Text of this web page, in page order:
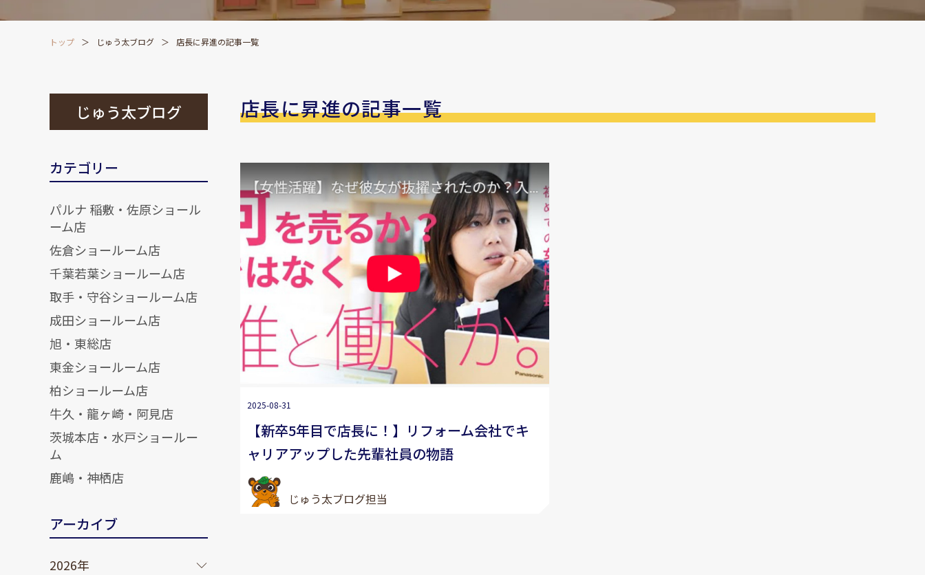
トップ じゅう太ブログ 店長に昇進の記事一覧
店長に昇進の記事一覧
2025-08-31
【新卒5年目で店長に！】リフォーム会社でキ
ャリアアップした先輩社員の物語
じゅう太ブログ担当
じゅう太ブログ
カテゴリー
パルナ 稲敷・佐原ショール
ーム店
佐倉ショールーム店
千葉若葉ショールーム店
取手・守谷ショールーム店
成田ショールーム店
旭・東総店
東金ショールーム店
柏ショールーム店
牛久・龍ヶ崎・阿見店
茨城本店・水戸ショールー
ム
鹿嶋・神栖店
アーカイブ
2026年